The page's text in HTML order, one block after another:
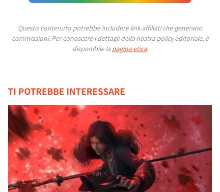
Questo contenuto potrebbe includere link affiliati che generano
commissioni. Per conoscere i dettagli della nostra policy editoriale, è
disponibile la pagina etica.
TI POTREBBE INTERESSARE